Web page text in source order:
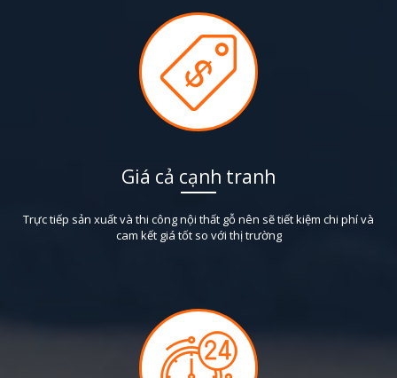
Giá cả cạnh tranh
Trực tiếp sản xuất và thi công nội thất gỗ nên sẽ tiết kiệm chi phí và
cam kết giá tốt so với thị trường